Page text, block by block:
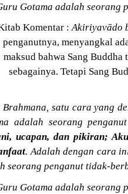
Gotama adalah seorang
Komentar :Akiriyavādo
penganutnya, menyangkal
maksud bahwa Sang Buddha
sebagainya. Tetapi Sang
Brahmana, satu cara yang
adalah seorang
ucapan, dan pikiran;
. Adalah dengan cara
seorang penganut tidak-
Gotama adalah seorang